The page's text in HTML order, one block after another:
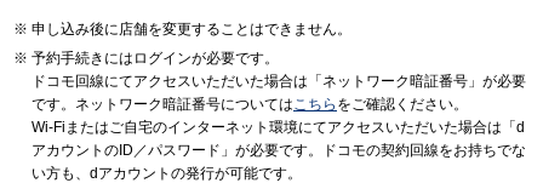
申し込み後に店舗を変更することはできません。
予約手続きにはログインが必要です。
ドコモ回線にてアクセスいただいた場合は「ネットワーク暗証番号」が必要
です。ネットワーク暗証番号についてはこちら をご確認ください。
Wi-Fiまたはご自宅のインターネット環境にてアクセスいただいた場合は「d
アカウントのID／パスワード」が必要です。ドコモの契約回線をお持ちでな
い方も、dアカウントの発行が可能です。